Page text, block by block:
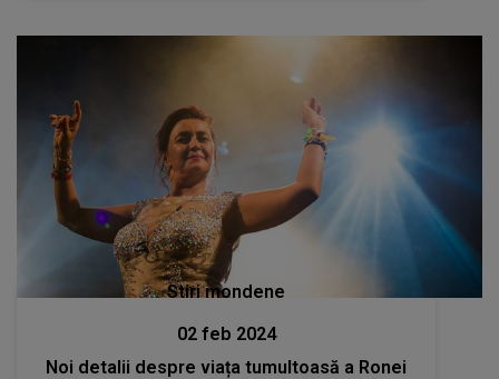
Stiri mondene
02 feb 2024
Noi detalii despre viața tumultoasă a Ronei